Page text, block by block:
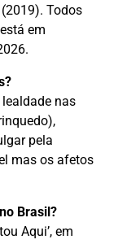
Todos
em
nas
pela
mas os afetos
Brasil?
Aqui’, em